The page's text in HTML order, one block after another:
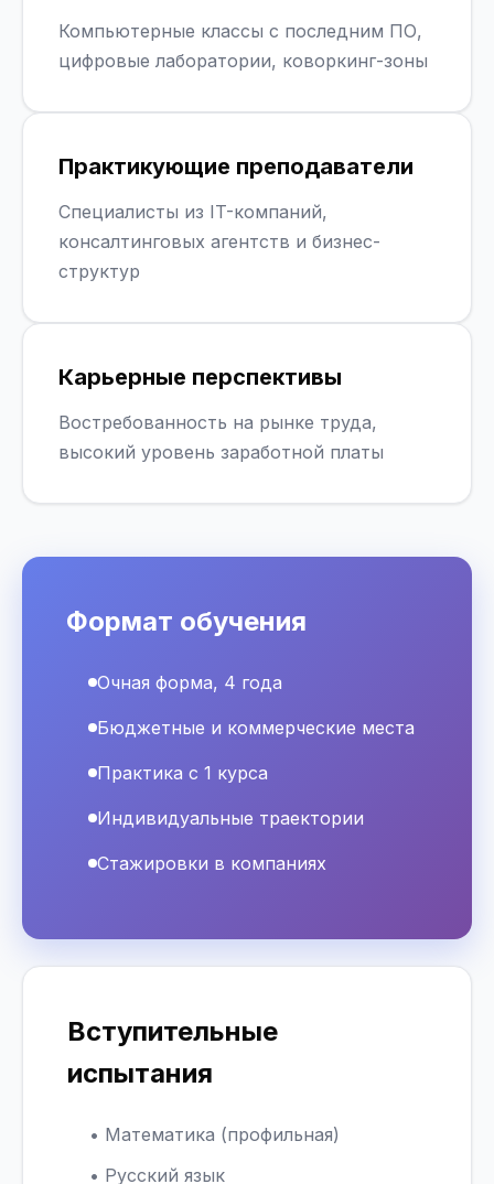
Компьютерные классы с последним ПО,
цифровые лаборатории, коворкинг-зоны
Практикующие преподаватели
Специалисты из IT-компаний,
консалтинговых агентств и бизнес-
структур
Карьерные перспективы
Востребованность на рынке труда,
высокий уровень заработной платы
Формат обучения
Очная форма, 4 года
Бюджетные и коммерческие места
Практика с 1 курса
Индивидуальные траектории
Стажировки в компаниях
Вступительные
испытания
• Математика (профильная)
• Русский язык